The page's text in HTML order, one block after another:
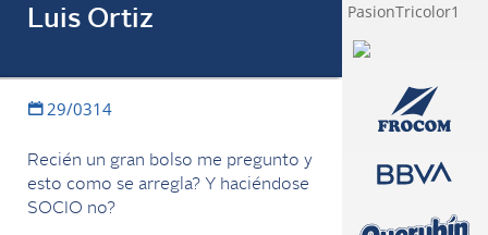
Luis Ortiz
29/0314
Recién un gran bolso me pregunto y
esto como se arregla? Y haciéndose
SOCIO no?
PasionTricolor1